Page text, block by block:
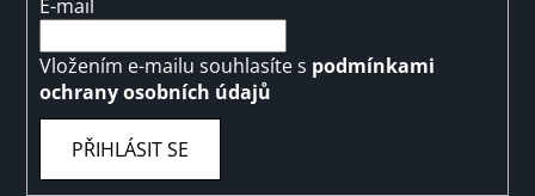
E-mail
Vložením e-mailu souhlasíte s podmínkami
ochrany osobních údajů
PŘIHLÁSIT SE